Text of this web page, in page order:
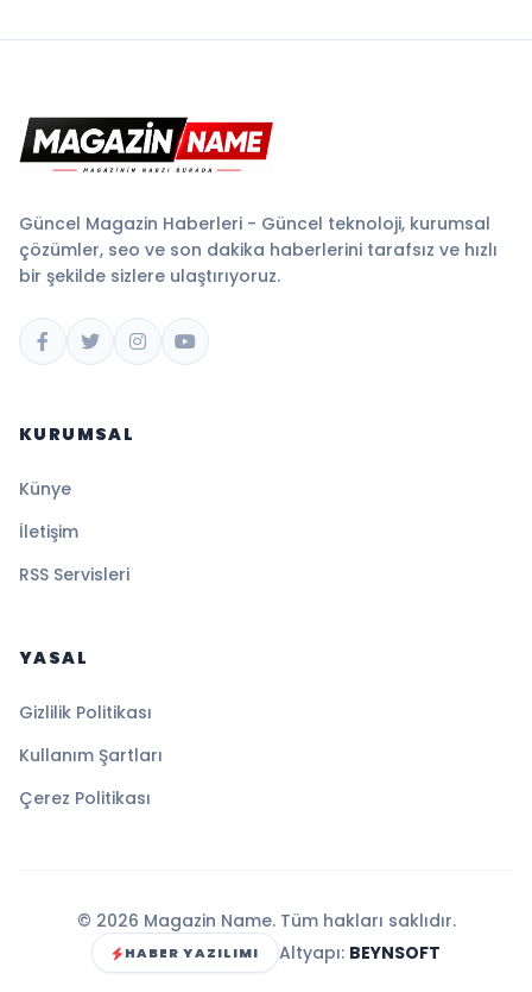
Güncel Magazin Haberleri - Güncel teknoloji, kurumsal
çözümler, seo ve son dakika haberlerini tarafsız ve hızlı
bir şekilde sizlere ulaştırıyoruz.
KURUMSAL
Künye
İletişim
RSS Servisleri
YASAL
Gizlilik Politikası
Kullanım Şartları
Çerez Politikası
© 2026 Magazin Name. Tüm hakları saklıdır.
HABER YAZILIMI Altyapı: BEYNSOFT